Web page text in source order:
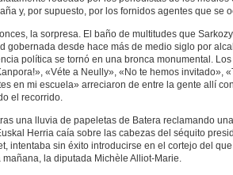
y, por supuesto, por los fornidos agentes que se
la sorpresa. El baño de multitudes que
gobernada desde hace más de medio siglo por
política se tornó en una bronca monumental.
«Véte a Neully», «No te hemos invitado»,
en mi escuela» arreciaron de entre la gente allí
el recorrido.
una lluvia de papeletas de Batera reclamando
Herria caía sobre las cabezas del séquito
intentaba sin éxito introducirse en el cortejo del
mañana, la diputada Michèle Alliot-Marie.